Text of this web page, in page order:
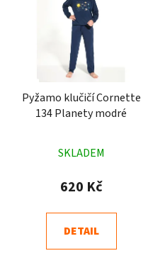
Pyžamo klučičí Cornette
134 Planety modré
hodnocení
produktu
4,9
z
SKLADEM
620 Kč
DETAIL